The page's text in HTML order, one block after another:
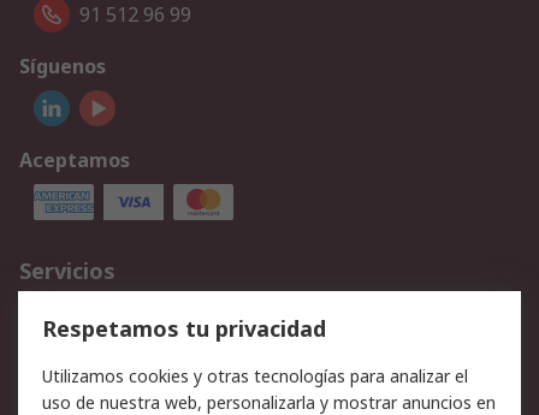
91 512 96 99
Síguenos
Aceptamos
Servicios
Cómo realizar pedidos
Devoluciones
Facturación y pago
Ofertas
Soporte técnico
Respetamos tu privacidad
Utilizamos cookies y otras tecnologías para analizar el
uso de nuestra web, personalizarla y mostrar anuncios en